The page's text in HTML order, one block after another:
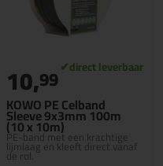
KOWO PE Celband
Sleeve 9x3mm 100m
(10 x 10m)
PE-band met een krachtige
lijmlaag en kleeft direct vanaf
de rol.
10,99